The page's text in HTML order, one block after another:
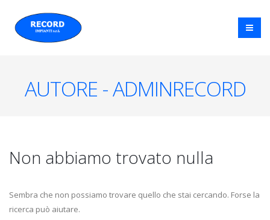
AUTORE - ADMINRECORD
Non abbiamo trovato nulla
Sembra che non possiamo trovare quello che stai cercando. Forse la
ricerca può aiutare.